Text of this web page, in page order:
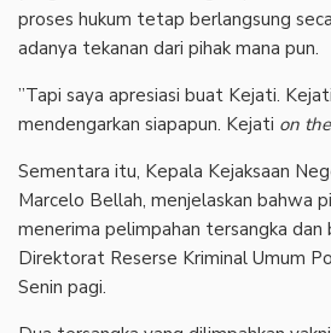
proses hukum tetap berlangsung
adanya tekanan dari pihak mana pun.
‎”Tapi saya apresiasi buat Kejati.
mendengarkan siapapun. Kejati on
‎Sementara itu, Kepala Kejaksaan
Marcelo Bellah, menjelaskan bahwa
menerima pelimpahan tersangka dan
Direktorat Reserse Kriminal Umum
Senin pagi.